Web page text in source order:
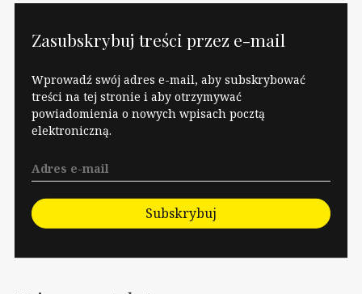
Zasubskrybuj treści przez e-mail
Wprowadź swój adres e-mail, aby subskrybować
treści na tej stronie i aby otrzymywać
powiadomienia o nowych wpisach pocztą
elektroniczną.
Subskrybuj